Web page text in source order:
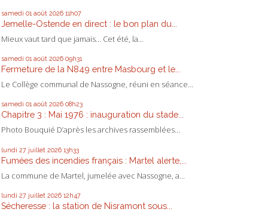
samedi 01 août 2026 11h07
Jemelle-Ostende en direct : le bon plan du...
Mieux vaut tard que jamais... Cet été, la...
samedi 01 août 2026 09h31
Fermeture de la N849 entre Masbourg et le...
Le Collège communal de Nassogne, réuni en séance...
samedi 01 août 2026 08h23
Chapitre 3 : Mai 1976 : inauguration du stade...
Photo Bouquié D’après les archives rassemblées...
lundi 27 juillet 2026 13h33
Fumées des incendies français : Martel alerte,...
La commune de Martel, jumelée avec Nassogne, a...
lundi 27 juillet 2026 12h47
Sécheresse : la station de Nisramont sous...